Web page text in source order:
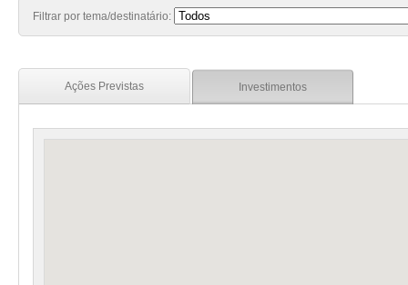
Filtrar por tema/destinatário:
Ações Previstas Investimentos